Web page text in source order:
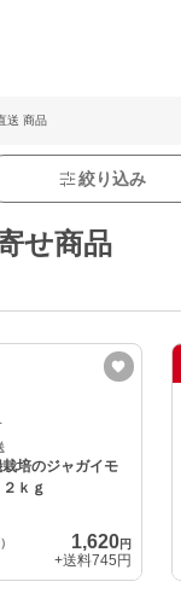
送 商品
絞り込み
せ商品
培のジャガイモ
ｋｇ
1,620円
+送料745円